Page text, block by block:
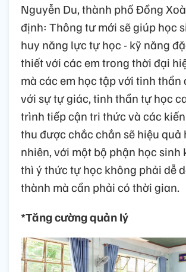
Nguyễn Du, thành phố Đồng
định: Thông tư mới sẽ giúp học
huy năng lực tự học - kỹ năng
thiết với các em trong thời đại
mà các em học tập với tinh thần
với sự tự giác, tinh thần tự học
trình tiếp cận tri thức và các
thu được chắc chắn sẽ hiệu quả
nhiên, với một bộ phận học sinh
thì ý thức tự học không phải dễ
thành mà cần phải có thời gian.
*Tăng cường quản lý